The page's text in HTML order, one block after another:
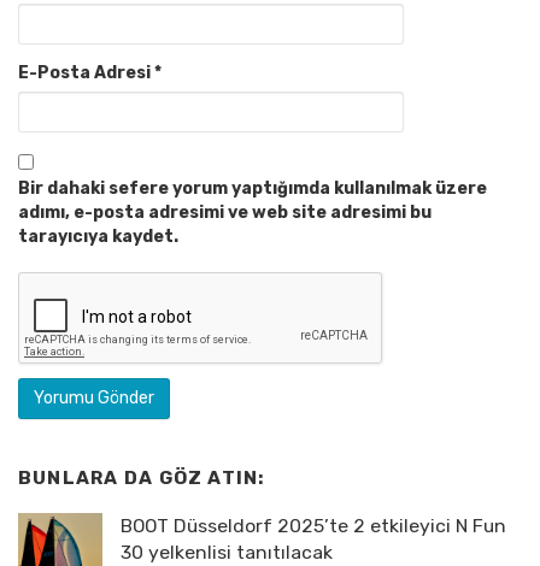
E-Posta Adresi*
Bir dahaki sefere yorum yaptığımda kullanılmak üzere
adımı, e-posta adresimi ve web site adresimi bu
tarayıcıya kaydet.
BUNLARA DA GÖZ ATIN:
BOOT Düsseldorf 2025’te 2 etkileyici N Fun
30 yelkenlisi tanıtılacak